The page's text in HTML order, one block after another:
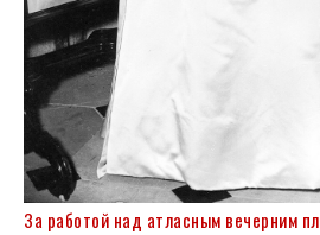
За работой над атласным вечерним